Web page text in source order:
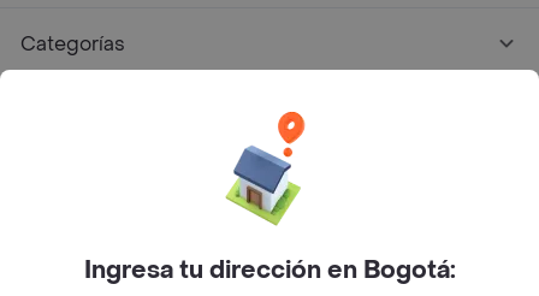
Categorías
Facebook
Twitter
Instagram
Ingresa tu dirección en Bogotá: